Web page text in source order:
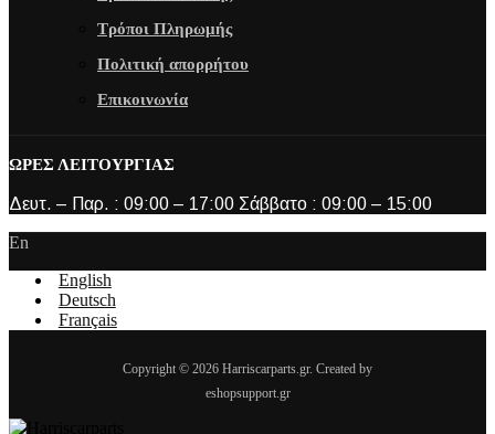
Τρόποι Πληρωμής
Πολιτική απορρήτου
Επικοινωνία
ΩΡΕΣ ΛΕΙΤΟΥΡΓΙΑΣ
Δευτ. – Παρ. : 09:00 – 17:00 Σάββατο : 09:00 – 15:00
En
English
Deutsch
Français
Copyright © 2026 Harriscarparts.gr. Created by
eshopsupport.gr